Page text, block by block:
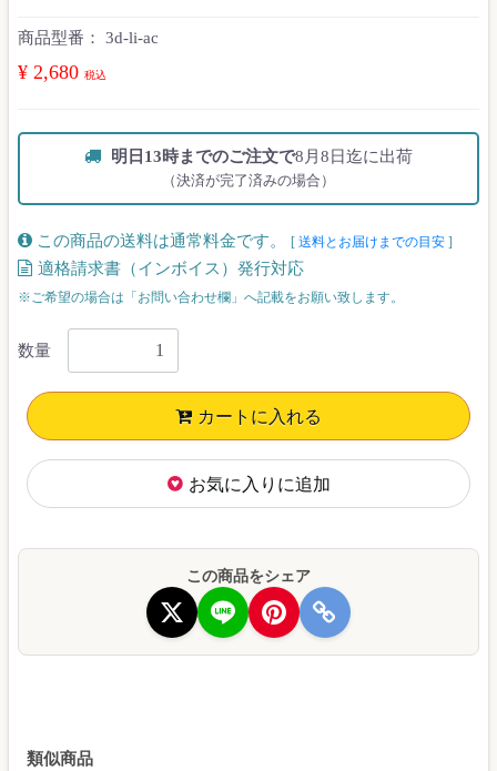
商品型番： 3d-li-ac
¥ 2,680 税込
明日13時までのご注文で8月8日迄に出荷
（決済が完了済みの場合）
この商品の送料は通常料金です。 [ 送料とお届けまでの目安 ]
適格請求書（インボイス）発行対応
※ご希望の場合は「お問い合わせ欄」へ記載をお願い致します。
数量
カートに入れる
お気に入りに追加
この商品をシェア
類似商品